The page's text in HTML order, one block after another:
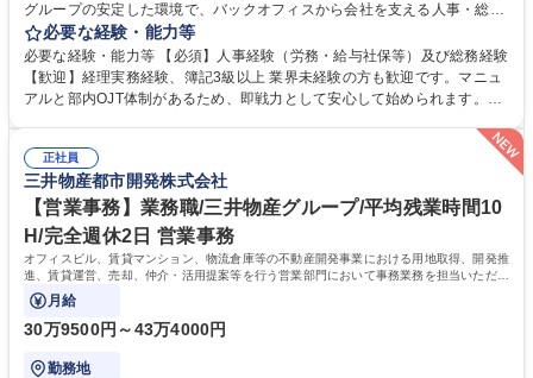
グループの安定した環境で、バックオフィスから会社を支える人事・総務
をお任せします。 労務と総務の業務をバランスよく担当し、ゆくゆくは制
度改定などのコア業務にも挑戦できる、やりがいある環境です。 ■勤怠管
理、給与計算、社会保険手続き、年末調整等の労務管理全般 ■入退社手続
き、社内規定の改定や人事制度改定などのコア業務 ■社内イベントの企画
は部内のOJTを中心に、あなたの経験に合わせて不足している部分はいつ
でも質問・相談できる環境が整っているため、安心して成長できます。 募
集職種 【森ビルG】人事・総務◆賞与5ヶ月◆年休120日◆残業少なめ◆
リモート可
必要な経験・能力等
必要な経験・能力等 【必須】人事経験（労務・給与社保等）及び総務経験
【歓迎】経理実務経験、簿記3級以上 業界未経験の方も歓迎です。マニュ
アルと部内OJT体制があるため、即戦力として安心して始められます。
ます。定型業務に留まらず、社内規定や人事制度の改定など会社のコア業
務に挑戦できるため、自身の成長と組織への貢献度をダイレクトに実感で
きます。 残業少なめ、週1日リモート可など、ワークライフバランスを保
ち長期活躍できる環境です。 「これまでの幅広い経験を活かし、長期的な
キャリアを築きたい」という前向きな意欲と挑戦を全力で応援します。 学
歴・資格 学歴：大学院 大学 高専 短大 専修学校 高校 語学力： 資格：日商
簿記検定1級 日商簿記検定2級 日商簿記検定3級
正社員
三井物産都市開発株式会社
【営業事務】業務職/三井物産グループ/平均残業時間10
H/完全週休2日 営業事務
オフィスビル、賃貸マンション、物流倉庫等の不動産開発事業における用地取得、開発推
進、賃貸運営、売却、仲介・活用提案等を行う営業部門において事務業務を担当いただき
ます。
月給
30万9500円～43万4000円
勤務地